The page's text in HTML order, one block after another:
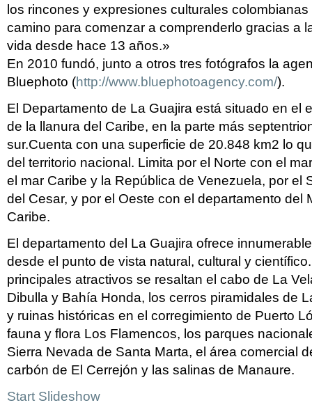
los rincones y expresiones culturales
camino para comenzar a comprenderlo gracias a
vida desde hace 13 años.»
En 2010 fundó, junto a otros tres fotógrafos la
Bluephoto (http://www.bluephotoagency.com/).
El Departamento de La Guajira está situado en el
de la llanura del Caribe, en la parte más
sur.Cuenta con una superficie de 20.848 km2 lo
del territorio nacional. Limita por el Norte con el
el mar Caribe y la República de Venezuela, por el
del Cesar, y por el Oeste con el departamento del
Caribe.
El departamento del La Guajira ofrece
desde el punto de vista natural, cultural y
principales atractivos se resaltan el cabo de La
Dibulla y Bahía Honda, los cerros piramidales de
y ruinas históricas en el corregimiento de Puerto
fauna y flora Los Flamencos, los parques
Sierra Nevada de Santa Marta, el área comercial
carbón de El Cerrejón y las salinas de Manaure.
Start Slideshow